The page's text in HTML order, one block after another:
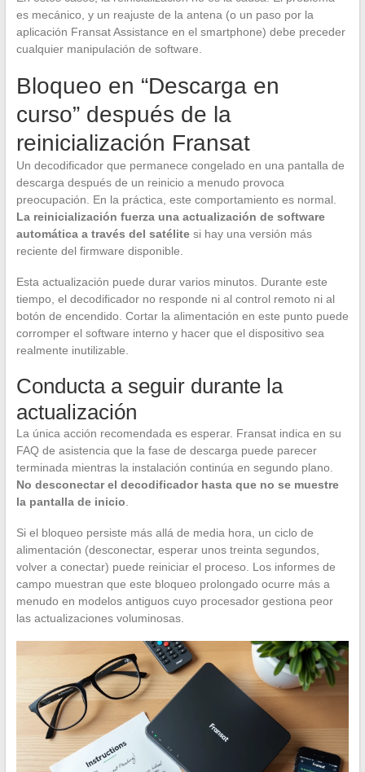
es mecánico, y un reajuste de la antena (o un paso por la
aplicación Fransat Assistance en el smartphone) debe preceder
cualquier manipulación de software.
Bloqueo en “Descarga en
curso” después de la
reinicialización Fransat
Un decodificador que permanece congelado en una pantalla de
descarga después de un reinicio a menudo provoca
preocupación. En la práctica, este comportamiento es normal.
La reinicialización fuerza una actualización de software
automática a través del satélitesi hay una versión más
reciente del firmware disponible.
Esta actualización puede durar varios minutos. Durante este
tiempo, el decodificador no responde ni al control remoto ni al
botón de encendido. Cortar la alimentación en este punto puede
corromper el software interno y hacer que el dispositivo sea
realmente inutilizable.
Conducta a seguir durante la
actualización
La única acción recomendada es esperar. Fransat indica en su
FAQ de asistencia que la fase de descarga puede parecer
terminada mientras la instalación continúa en segundo plano.
No desconectar el decodificador hasta que no se muestre
la pantalla de inicio
Si el bloqueo persiste más allá de media hora, un ciclo de
alimentación (desconectar, esperar unos treinta segundos,
volver a conectar) puede reiniciar el proceso. Los informes de
campo muestran que este bloqueo prolongado ocurre más a
menudo en modelos antiguos cuyo procesador gestiona peor
las actualizaciones voluminosas.